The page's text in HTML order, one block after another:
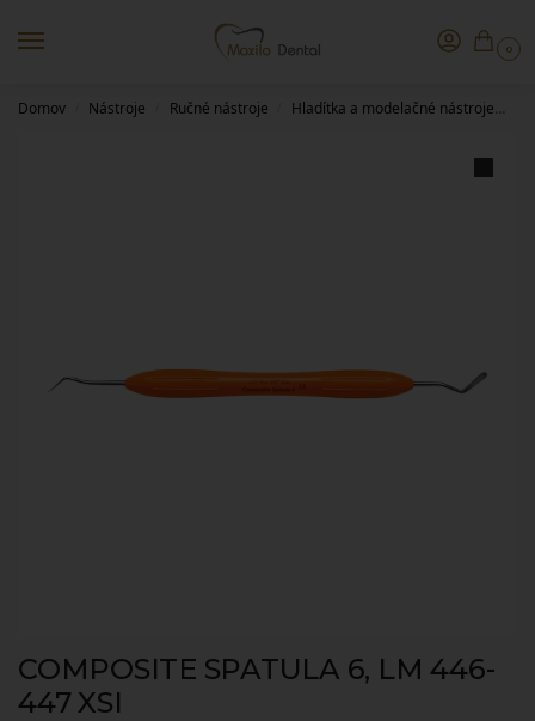
0
Domov Nástroje Ručné nástroje Hladítka a modelačné nástroje
COMPOSITE SPATULA 6, LM 446-
447 XSI